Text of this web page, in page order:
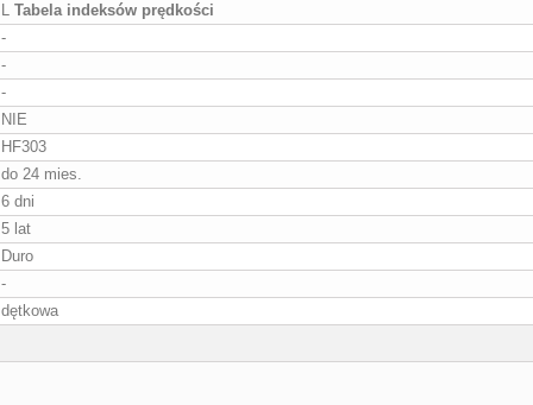
L Tabela indeksów prędkości
-
-
-
NIE
HF303
do 24 mies.
6 dni
5 lat
Duro
-
dętkowa